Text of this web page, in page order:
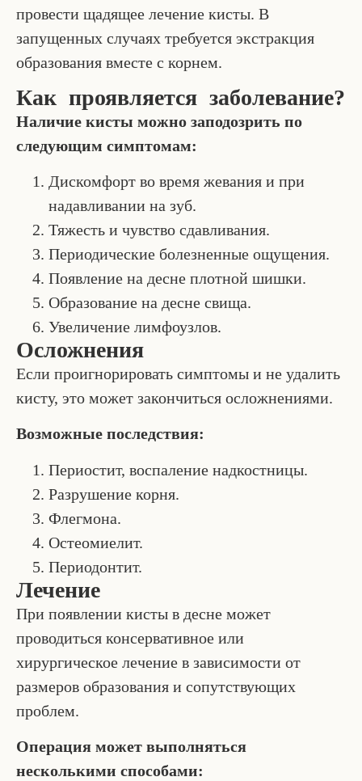
провести щадящее лечение кисты. В
запущенных случаях требуется экстракция
образования вместе с корнем.
Как проявляется заболевание?
Наличие кисты можно заподозрить по
следующим симптомам:
Дискомфорт во время жевания и при
надавливании на зуб.
Тяжесть и чувство сдавливания.
Периодические болезненные ощущения.
Появление на десне плотной шишки.
Образование на десне свища.
Увеличение лимфоузлов.
Осложнения
Если проигнорировать симптомы и не удалить
кисту, это может закончиться осложнениями.
Возможные последствия:
Периостит, воспаление надкостницы.
Разрушение корня.
Флегмона.
Остеомиелит.
Периодонтит.
Лечение
При появлении кисты в десне может
проводиться консервативное или
хирургическое лечение в зависимости от
размеров образования и сопутствующих
проблем.
Операция может выполняться
несколькими способами: